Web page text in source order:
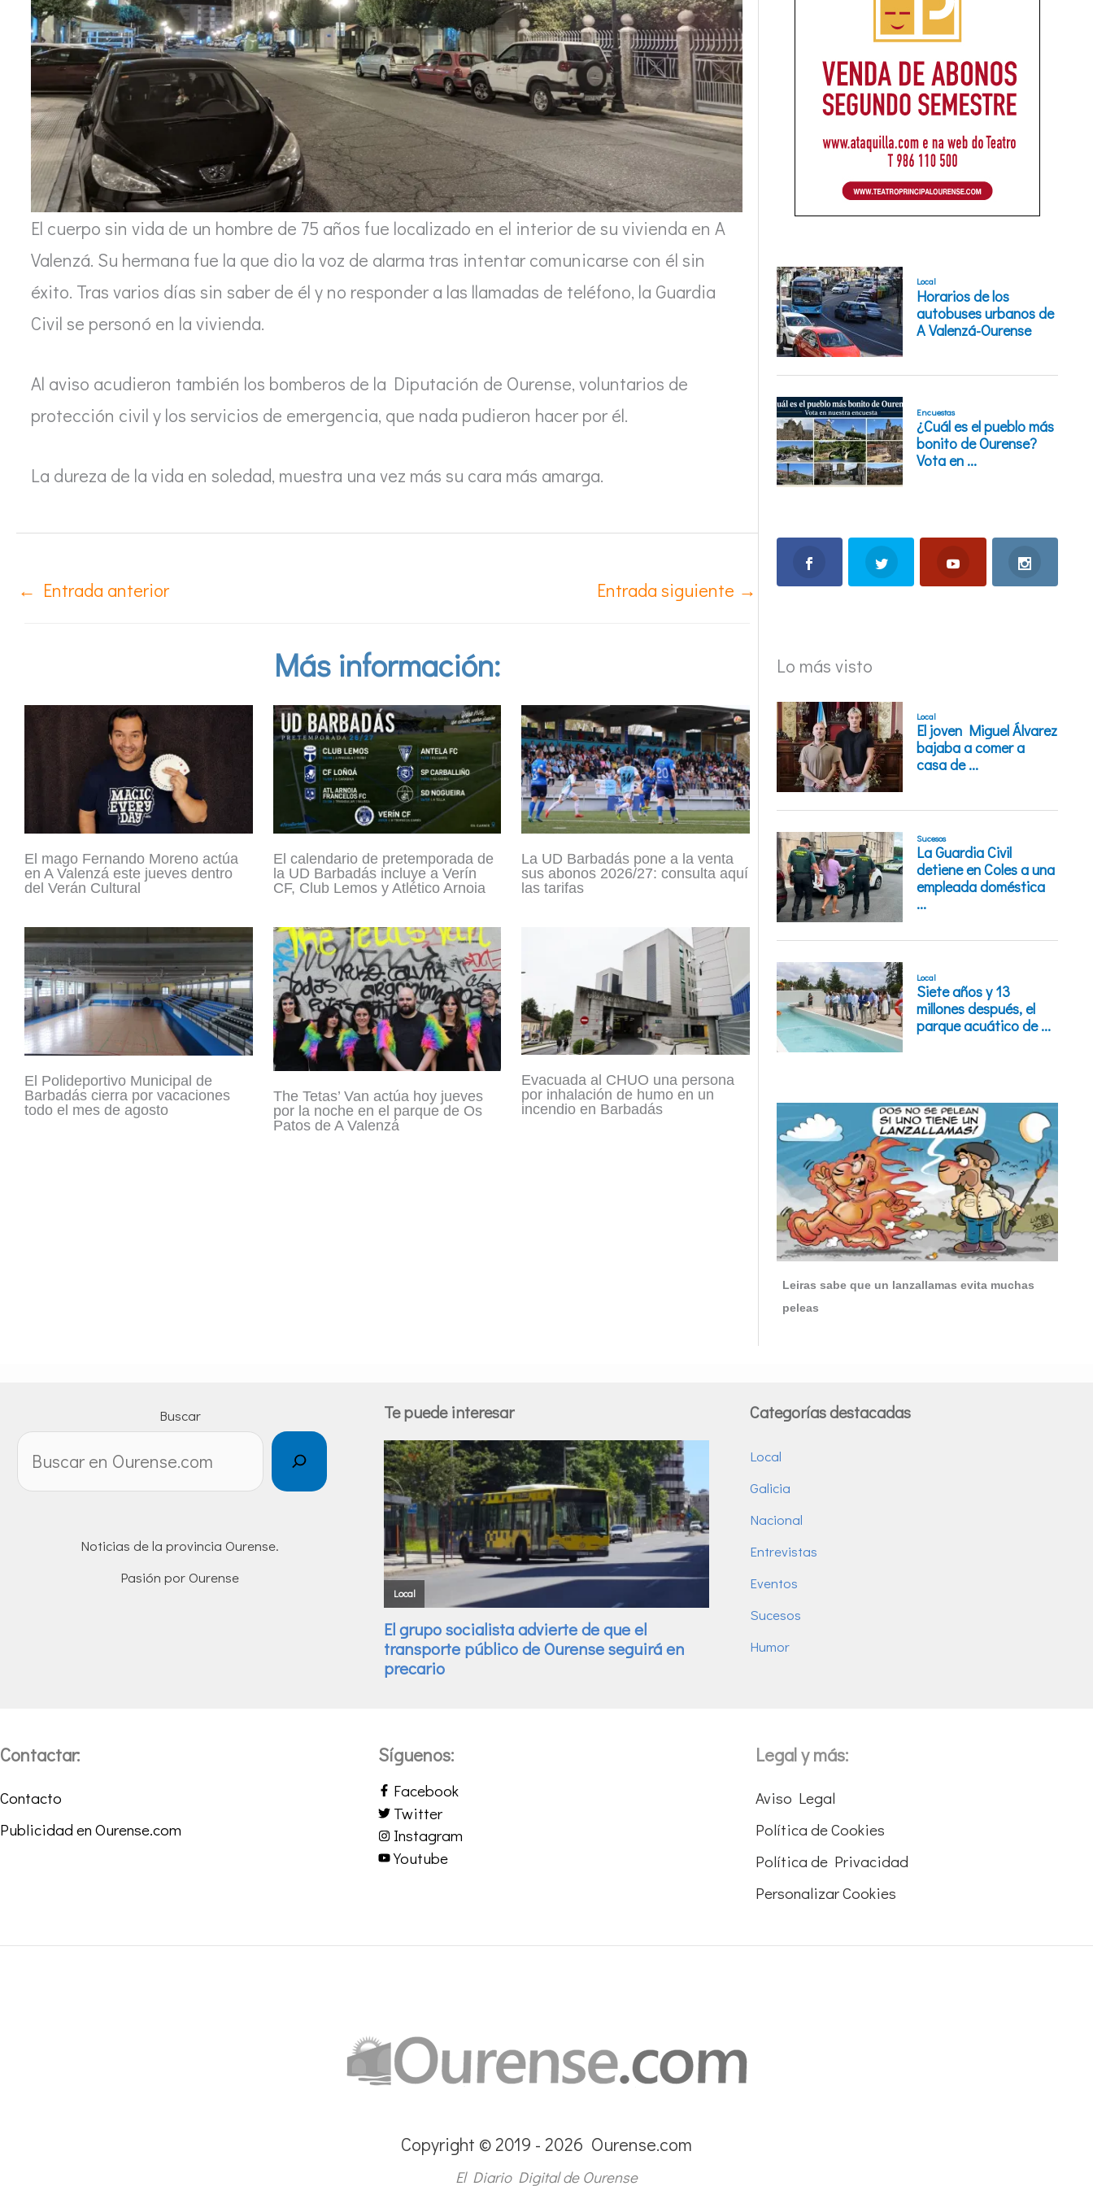
El cuerpo sin vida de un hombre de 75 años fue localizado en el interior de su vivienda en A
Valenzá. Su hermana fue la que dio la voz de alarma tras intentar comunicarse con él sin
éxito. Tras varios días sin saber de él y no responder a las llamadas de teléfono, la Guardia
Civil se personó en la vivienda.
Al aviso acudieron también los bomberos de la Diputación de Ourense, voluntarios de
protección civil y los servicios de emergencia, que nada pudieron hacer por él.
La dureza de la vida en soledad, muestra una vez más su cara más amarga.
← Entrada anterior Entrada siguiente →
Más información:
El mago Fernando Moreno actúa
en A Valenzá este jueves dentro
del Verán Cultural
El calendario de pretemporada de
la UD Barbadás incluye a Verín
CF, Club Lemos y Atlético Arnoia
La UD Barbadás pone a la venta
sus abonos 2026/27: consulta aquí
las tarifas
El Polideportivo Municipal de
Barbadás cierra por vacaciones
todo el mes de agosto
The Tetas’ Van actúa hoy jueves
por la noche en el parque de Os
Patos de A Valenzá
Evacuada al CHUO una persona
por inhalación de humo en un
incendio en Barbadás
Lo más visto
Leiras sabe que un lanzallamas evita muchas
peleas
Buscar
Noticias de la provincia Ourense.
Pasión por Ourense
Te puede interesar Categorías destacadas
Local
Galicia
Nacional
Entrevistas
Eventos
Sucesos
Humor
Contactar:
Contacto
Publicidad en Ourense.com
Síguenos:
Facebook
Twitter
Instagram
Youtube
Legal y más:
Aviso Legal
Política de Cookies
Política de Privacidad
Personalizar Cookies
Copyright © 2019 - 2026 Ourense.com
El Diario Digital de Ourense